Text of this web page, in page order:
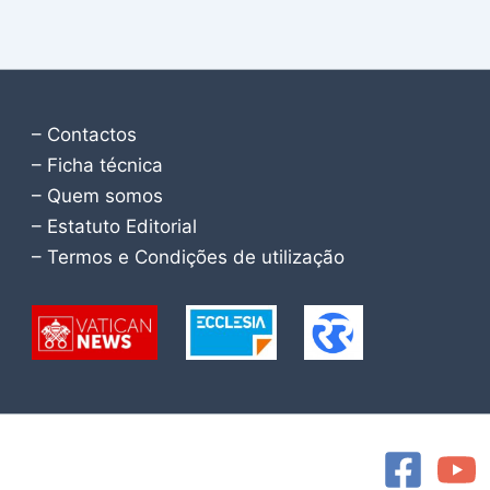
– Contactos
– Ficha técnica
– Quem somos
– Estatuto Editorial
– Termos e Condições de utilização